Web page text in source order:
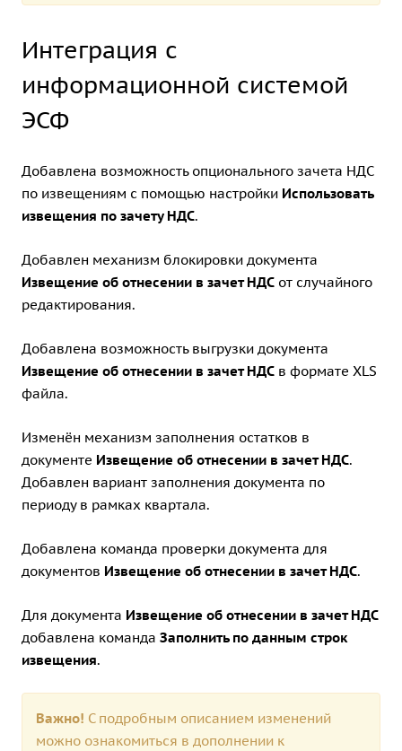
Интеграция с
информационной системой
ЭСФ
Добавлена возможность опционального зачета НДС
по извещениям с помощью настройки Использовать
извещения по зачету НДС.
Добавлен механизм блокировки документа
Извещение об отнесении в зачет НДС от случайного
редактирования.
Добавлена возможность выгрузки документа
Извещение об отнесении в зачет НДС в формате XLS
файла.
Изменён механизм заполнения остатков в
документе Извещение об отнесении в зачет НДС.
Добавлен вариант заполнения документа по
периоду в рамках квартала.
Добавлена команда проверки документа для
документов Извещение об отнесении в зачет НДС.
Для документа Извещение об отнесении в зачет НДС
добавлена команда Заполнить по данным строк
извещения.
Важно! С подробным описанием изменений
можно ознакомиться в дополнении к